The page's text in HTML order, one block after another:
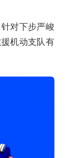
对下步严峻
机动支队有